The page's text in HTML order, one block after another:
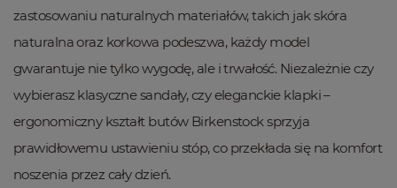
zastosowaniu naturalnych materiałów, takich jak skóra
naturalna oraz korkowa podeszwa, każdy model
gwarantuje nie tylko wygodę, ale i trwałość. Niezależnie czy
wybierasz klasyczne sandały, czy eleganckie klapki –
ergonomiczny kształt butów Birkenstock sprzyja
prawidłowemu ustawieniu stóp, co przekłada się na komfort
noszenia przez cały dzień.